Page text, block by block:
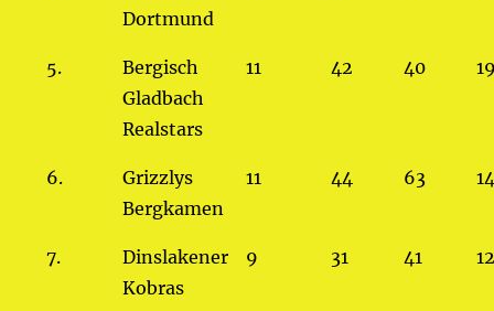
Dortmund
5.
Bergisch
Gladbach
Realstars
11 42 40
6.
Grizzlys
Bergkamen
11 44 63
7.
Dinslakener
Kobras
9 31 41